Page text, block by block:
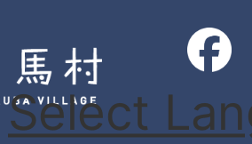
Select